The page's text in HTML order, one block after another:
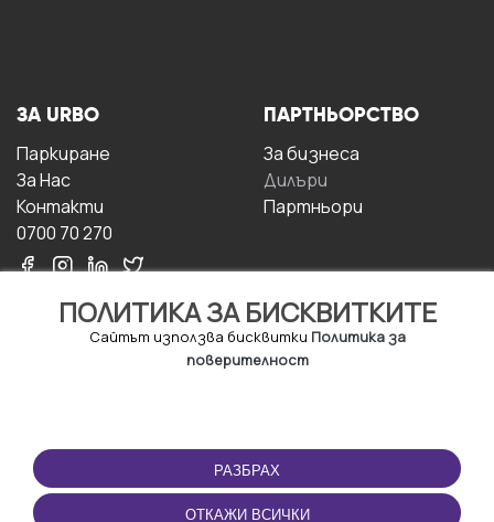
ПОЛИТИКА ЗА БИСКВИТКИТЕ
Сайтът използва бисквитки Политика за
поверителност
РАЗБРАХ
ОТКАЖИ ВСИЧКИ
ЗА URBO
Паркиране
За Hас
Контакти
0700 70 270
ПАРТНЬОРСТВО
За бизнесa
Дилъри
Партньори
ПОЛЗВАНЕ
Правила и условия за
ползване
ПРИЛОЖЕНИЕТО